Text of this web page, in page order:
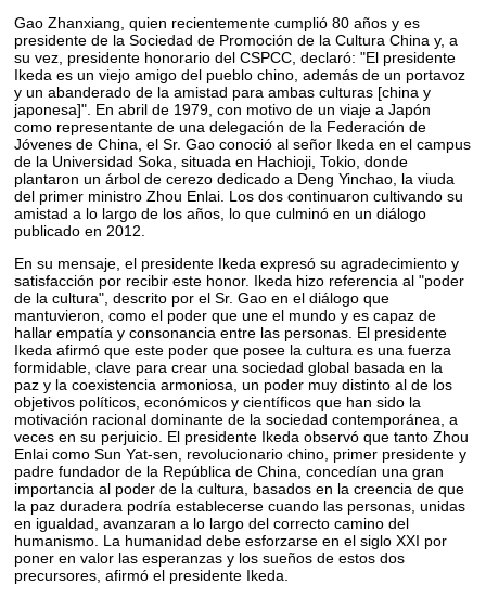
Gao Zhanxiang, quien recientemente cumplió 80 años y es
presidente de la Sociedad de Promoción de la Cultura China y, a
su vez, presidente honorario del CSPCC, declaró: "El presidente
Ikeda es un viejo amigo del pueblo chino, además de un portavoz
y un abanderado de la amistad para ambas culturas [china y
japonesa]". En abril de 1979, con motivo de un viaje a Japón
como representante de una delegación de la Federación de
Jóvenes de China, el Sr. Gao conoció al señor Ikeda en el campus
de la Universidad Soka, situada en Hachioji, Tokio, donde
plantaron un árbol de cerezo dedicado a Deng Yinchao, la viuda
del primer ministro Zhou Enlai. Los dos continuaron cultivando su
amistad a lo largo de los años, lo que culminó en un diálogo
publicado en 2012.
En su mensaje, el presidente Ikeda expresó su agradecimiento y
satisfacción por recibir este honor. Ikeda hizo referencia al "poder
de la cultura", descrito por el Sr. Gao en el diálogo que
mantuvieron, como el poder que une el mundo y es capaz de
hallar empatía y consonancia entre las personas. El presidente
Ikeda afirmó que este poder que posee la cultura es una fuerza
formidable, clave para crear una sociedad global basada en la
paz y la coexistencia armoniosa, un poder muy distinto al de los
objetivos políticos, económicos y científicos que han sido la
motivación racional dominante de la sociedad contemporánea, a
veces en su perjuicio. El presidente Ikeda observó que tanto Zhou
Enlai como Sun Yat-sen, revolucionario chino, primer presidente y
padre fundador de la República de China, concedían una gran
importancia al poder de la cultura, basados en la creencia de que
la paz duradera podría establecerse cuando las personas, unidas
en igualdad, avanzaran a lo largo del correcto camino del
humanismo. La humanidad debe esforzarse en el siglo XXI por
poner en valor las esperanzas y los sueños de estos dos
precursores, afirmó el presidente Ikeda.